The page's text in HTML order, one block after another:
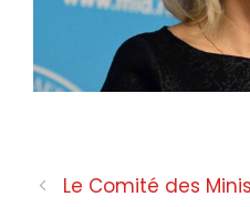
Le Comité des